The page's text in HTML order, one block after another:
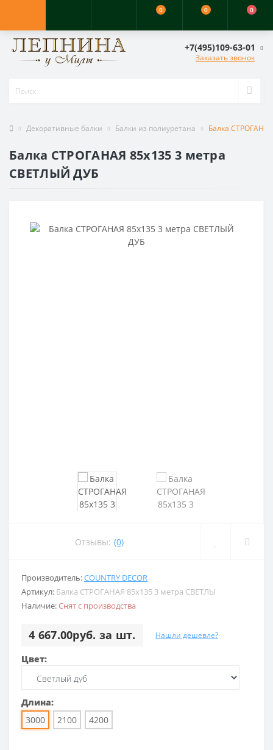
0 0 0
+7(495)109-63-01
Заказать звонок
Декоративные балки Балки из полиуретана Балка
Балка СТРОГАНАЯ 85х135 3 метра
СВЕТЛЫЙ ДУБ
Отзывы: (0)
Производитель:COUNTRY DECOR
Артикул: Балка СТРОГАНАЯ 85х135 3 метра СВЕТЛЫ
Наличие:Снят с производства
4 667.00руб. за шт. Нашли дешевле?
Цвет:
Длина:
3000
2100 4200